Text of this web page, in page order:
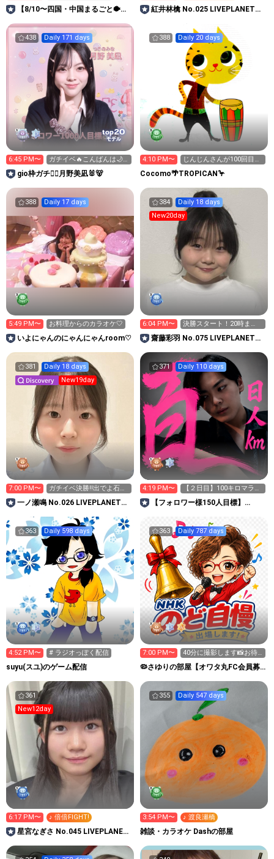
【8/10〜四国・中国まるごと🐡】
紅井林檎 No.025 LIVEPLANET新
438 Daily 171 days
top20
モデル
6:45 PM〜
ガチイベ🔥こんばんは🌙*·̩͙
いっぱいお話🎀🎶
gio枠ガチ❤️‍🔥月野美凪🐰🐻️
388 Daily 20 days
4:10 PM〜
じんじんさんが100回目の
訪問🎉
Cocomo🌴TROPICAN🦩
388 Daily 17 days
5:49 PM〜 お料理からのカラオケ‎🤍
いよにゃんのにゃんにゃんroom♡
384
Daily 18 days
New20day
6:04 PM〜
決勝スタート！20時ま
で！
齋藤彩羽 No.075 LIVEPLANET新
381
Daily 18 days
New19day
7:00 PM〜
ガチイベ決勝‼️出でよ石油
王👑✨
一ノ瀬鳴 No.026 LIVEPLANET新
371 Daily 110 days
4:19 PM〜
【２日目】100キロマラソ
ン 頑張りま〜す🎉
【フォロワー様150人目標】
363 Daily 598 days
4:52 PM〜 # ラジオっぽく配信
suyu(スユ)のゲーム配信
363 Daily 787 days
7:00 PM〜
40分に撮影します📸お待
ちくださいね😘
🦠さゆりの部屋【オワタ丸FC会員募
361
New12day
6:17 PM〜 ♪ 倍倍FIGHT!
星宮なぎさ No.045 LIVEPLANET
355 Daily 547 days
3:54 PM〜 ♪ 渡良瀬橋
雑談・カラオケ Dashの部屋